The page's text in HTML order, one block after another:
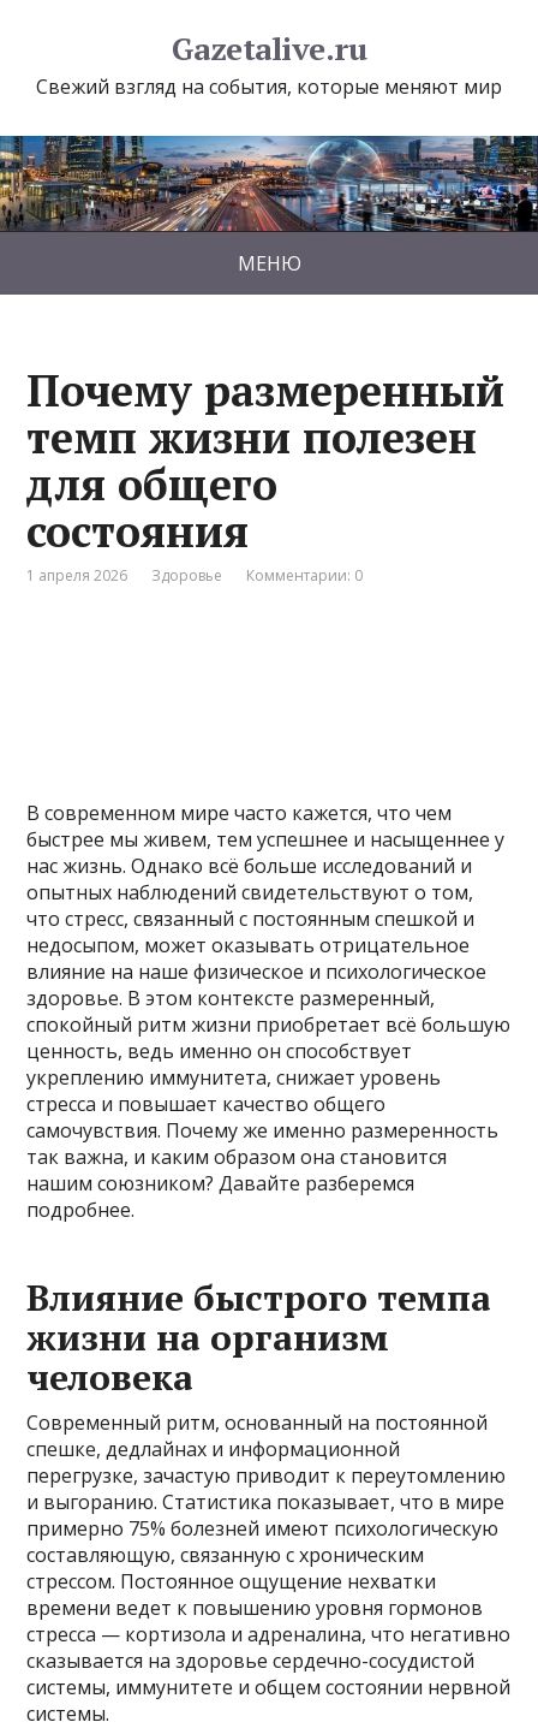
Gazetalive.ru
Свежий взгляд на события, которые меняют мир
МЕНЮ
Почему размеренный
темп жизни полезен
для общего
состояния
1 апреля 2026 Здоровье Комментарии: 0
В современном мире часто кажется, что чем
быстрее мы живем, тем успешнее и насыщеннее у
нас жизнь. Однако всё больше исследований и
опытных наблюдений свидетельствуют о том,
что стресс, связанный с постоянным спешкой и
недосыпом, может оказывать отрицательное
влияние на наше физическое и психологическое
здоровье. В этом контексте размеренный,
спокойный ритм жизни приобретает всё большую
ценность, ведь именно он способствует
укреплению иммунитета, снижает уровень
стресса и повышает качество общего
самочувствия. Почему же именно размеренность
так важна, и каким образом она становится
нашим союзником? Давайте разберемся
подробнее.
Влияние быстрого темпа
жизни на организм
человека
Современный ритм, основанный на постоянной
спешке, дедлайнах и информационной
перегрузке, зачастую приводит к переутомлению
и выгоранию. Статистика показывает, что в мире
примерно 75% болезней имеют психологическую
составляющую, связанную с хроническим
стрессом. Постоянное ощущение нехватки
времени ведет к повышению уровня гормонов
стресса — кортизола и адреналина, что негативно
сказывается на здоровье сердечно-сосудистой
системы, иммунитете и общем состоянии нервной
системы.